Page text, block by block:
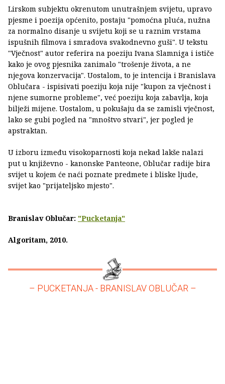
Lirskom subjektu okrenutom unutrašnjem svijetu, upravo
pjesme i poezija općenito, postaju "pomoćna pluća, nužna
za normalno disanje u svijetu koji se u raznim vrstama
ispušnih filmova i smradova svakodnevno guši". U tekstu
"Vječnost" autor referira na poeziju Ivana Slamniga i ističe
kako je ovog pjesnika zanimalo "trošenje života, a ne
njegova konzervacija". Uostalom, to je intencija i Branislava
Oblučara - ispisivati poeziju koja nije "kupon za vječnost i
njene sumorne probleme", već poeziju koja zabavlja, koja
bilježi mijene. Uostalom, u pokušaju da se zamisli vječnost,
lako se gubi pogled na "mnoštvo stvari", jer pogled je
apstraktan.
U izboru između visokoparnosti koja nekad lakše nalazi
put u književno - kanonske Panteone, Oblučar radije bira
svijet u kojem će naći poznate predmete i bliske ljude,
svijet kao "prijateljsko mjesto".
Branislav Oblučar: "Pucketanja"
Algoritam, 2010.
– PUCKETANJA - BRANISLAV OBLUČAR –